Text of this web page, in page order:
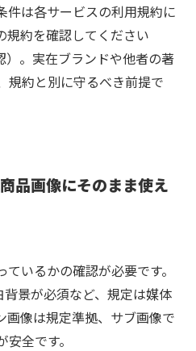
件は各サービスの利用規約に
規約を確認してください
）。実在ブランドや他者の著
規約と別に守るべき前提で
品画像にそのまま使え
いるかの確認が必要です。
景が必須など、規定は媒体
画像は規定準拠、サブ画像で
全です。